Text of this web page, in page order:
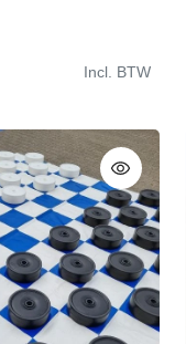
Incl. BTW